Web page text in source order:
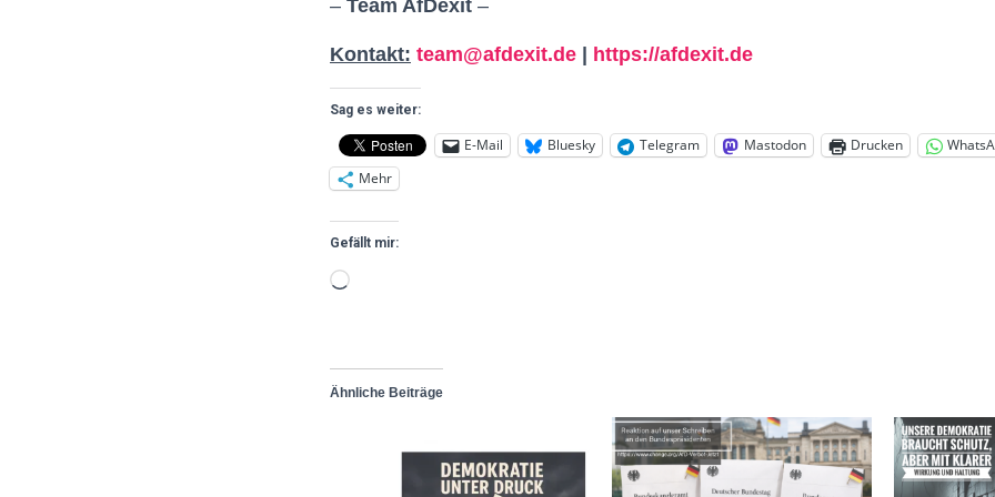
– Team AfDexit –
Kontakt: team@afdexit.de | https://afdexit.de
Sag es weiter:
E-Mail Bluesky Telegram Mastodon Drucken
Mehr
Gefällt mir:
Ähnliche Beiträge